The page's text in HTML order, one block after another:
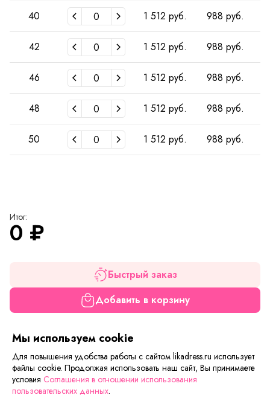
40 1 512 руб. 988 руб.
42 1 512 руб. 988 руб.
46 1 512 руб. 988 руб.
48 1 512 руб. 988 руб.
50 1 512 руб. 988 руб.
Итог:
0 ₽
Быстрый заказ
Добавить в корзину
Если вам нужна только эта модель, можете
воспользоваться функцией «Быстрый заказ».
Заполните форму, и через короткое время вам
перезвонит менеджер. Он уточнит все условия заказа,
ответит на вопросы, а также подскажет о вариантах
Мы используем cookie
Для повышения удобства работы с сайтом likadress.ru использует
файлы cookie. Продолжая использовать наш сайт, Вы принимаете
условия Соглашения в отношении использования
пользовательских данных.